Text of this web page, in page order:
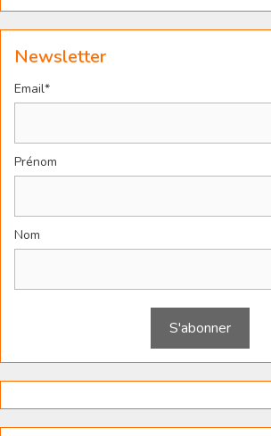
Newsletter
Email*
Prénom
Nom